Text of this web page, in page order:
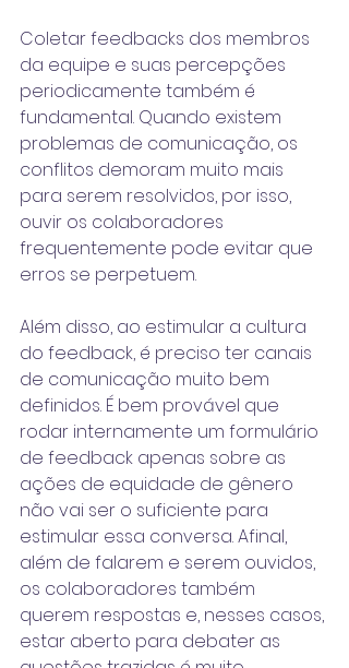
Coletar feedbacks dos membros
da equipe e suas percepções
periodicamente também é
fundamental. Quando existem
problemas de comunicação, os
conflitos demoram muito mais
para serem resolvidos, por isso,
ouvir os colaboradores
frequentemente pode evitar que
erros se perpetuem.
Além disso, ao estimular a cultura
do feedback, é preciso ter canais
de comunicação muito bem
definidos. É bem provável que
rodar internamente um formulário
de feedback apenas sobre as
ações de equidade de gênero
não vai ser o suficiente para
estimular essa conversa. Afinal,
além de falarem e serem ouvidos,
os colaboradores também
querem respostas e, nesses casos,
estar aberto para debater as